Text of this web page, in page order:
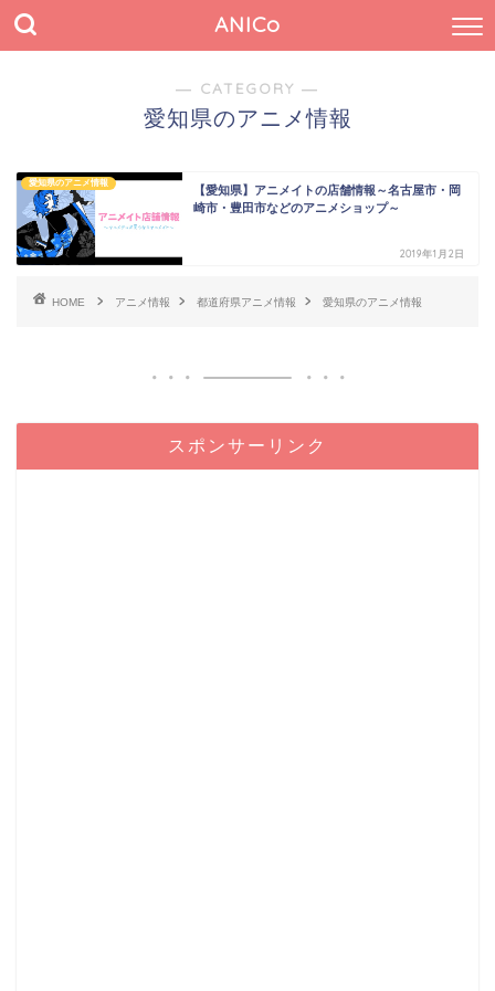
ANICo
― CATEGORY ―
愛知県のアニメ情報
愛知県のアニメ情報
【愛知県】アニメイトの店舗情報～名古屋市・岡
崎市・豊田市などのアニメショップ～
2019年1月2日
HOME アニメ情報 都道府県アニメ情報 愛知県のアニメ情報
スポンサーリンク